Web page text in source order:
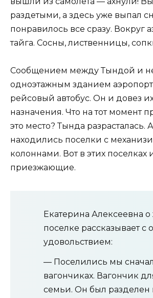
раздетыми, а здесь уже выпал
понравилось все сразу. Вокруг
тайга. Сосны, лиственницы,
Сообщением между Тындой и
одноэтажным зданием
рейсовый автобус. Он и довез
назначения. Что на тот момент
это место? Тында разрасталась.
находились поселки с
колоннами. Вот в этих поселках
приезжающие.
Екатерина Алексеевна
поселке рассказывает с
удовольствием:
— Поселились мы
вагончиках. Вагончик
семьи. Он был разделен